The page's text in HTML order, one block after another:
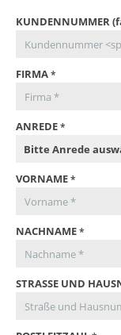
KUNDENNUMMER
FIRMA
ANREDE
VORNAME
NACHNAME
STRASSE UND